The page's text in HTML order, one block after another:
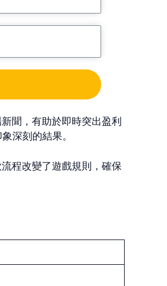
聞，有助於即時突出盈利
深刻的結果。
程改變了遊戲規則，確保